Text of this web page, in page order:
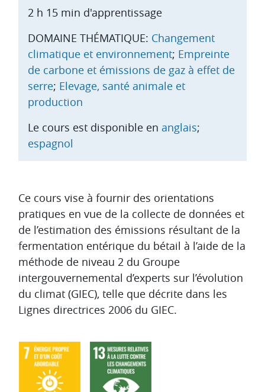
Aperçu des sections
Ce cours vise à fournir des orientations
pratiques en vue de la collecte de données et
de l’estimation des émissions résultant de la
fermentation entérique du bétail à l’aide de la
méthode de niveau 2 du Groupe
intergouvernemental d’experts sur l’évolution
du climat (GIEC), telle que décrite dans les
Lignes directrices 2006 du GIEC.
2 h 15 min d'apprentissage
DOMAINE THÉMATIQUE: Changement
climatique et environnement; Empreinte
de carbone et émissions de gaz à effet de
serre; Elevage, santé animale et
production
Le cours est disponible en anglais;
espagnol